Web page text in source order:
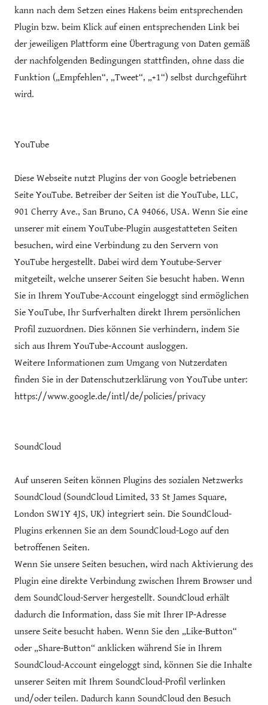
kann nach dem Setzen eines Hakens beim entsprechenden
Plugin bzw. beim Klick auf einen entsprechenden Link bei
der jeweiligen Plattform eine Übertragung von Daten gemäß
der nachfolgenden Bedingungen stattfinden, ohne dass die
Funktion („Empfehlen“, „Tweet“, „+1“) selbst durchgeführt
wird.
YouTube
Diese Webseite nutzt Plugins der von Google betriebenen
Seite YouTube. Betreiber der Seiten ist die YouTube, LLC,
901 Cherry Ave., San Bruno, CA 94066, USA. Wenn Sie eine
unserer mit einem YouTube-Plugin ausgestatteten Seiten
besuchen, wird eine Verbindung zu den Servern von
YouTube hergestellt. Dabei wird dem Youtube-Server
mitgeteilt, welche unserer Seiten Sie besucht haben. Wenn
Sie in Ihrem YouTube-Account eingeloggt sind ermöglichen
Sie YouTube, Ihr Surfverhalten direkt Ihrem persönlichen
Profil zuzuordnen. Dies können Sie verhindern, indem Sie
sich aus Ihrem YouTube-Account ausloggen.
Weitere Informationen zum Umgang von Nutzerdaten
finden Sie in der Datenschutzerklärung von YouTube unter:
https://www.google.de/intl/de/policies/privacy
SoundCloud
Auf unseren Seiten können Plugins des sozialen Netzwerks
SoundCloud (SoundCloud Limited, 33 St James Square,
London SW1Y 4JS, UK) integriert sein. Die SoundCloud-
Plugins erkennen Sie an dem SoundCloud-Logo auf den
betroffenen Seiten.
Wenn Sie unsere Seiten besuchen, wird nach Aktivierung des
Plugin eine direkte Verbindung zwischen Ihrem Browser und
dem SoundCloud-Server hergestellt. SoundCloud erhält
dadurch die Information, dass Sie mit Ihrer IP-Adresse
unsere Seite besucht haben. Wenn Sie den „Like-Button“
oder „Share-Button“ anklicken während Sie in Ihrem
SoundCloud-Account eingeloggt sind, können Sie die Inhalte
unserer Seiten mit Ihrem SoundCloud-Profil verlinken
und/oder teilen. Dadurch kann SoundCloud den Besuch